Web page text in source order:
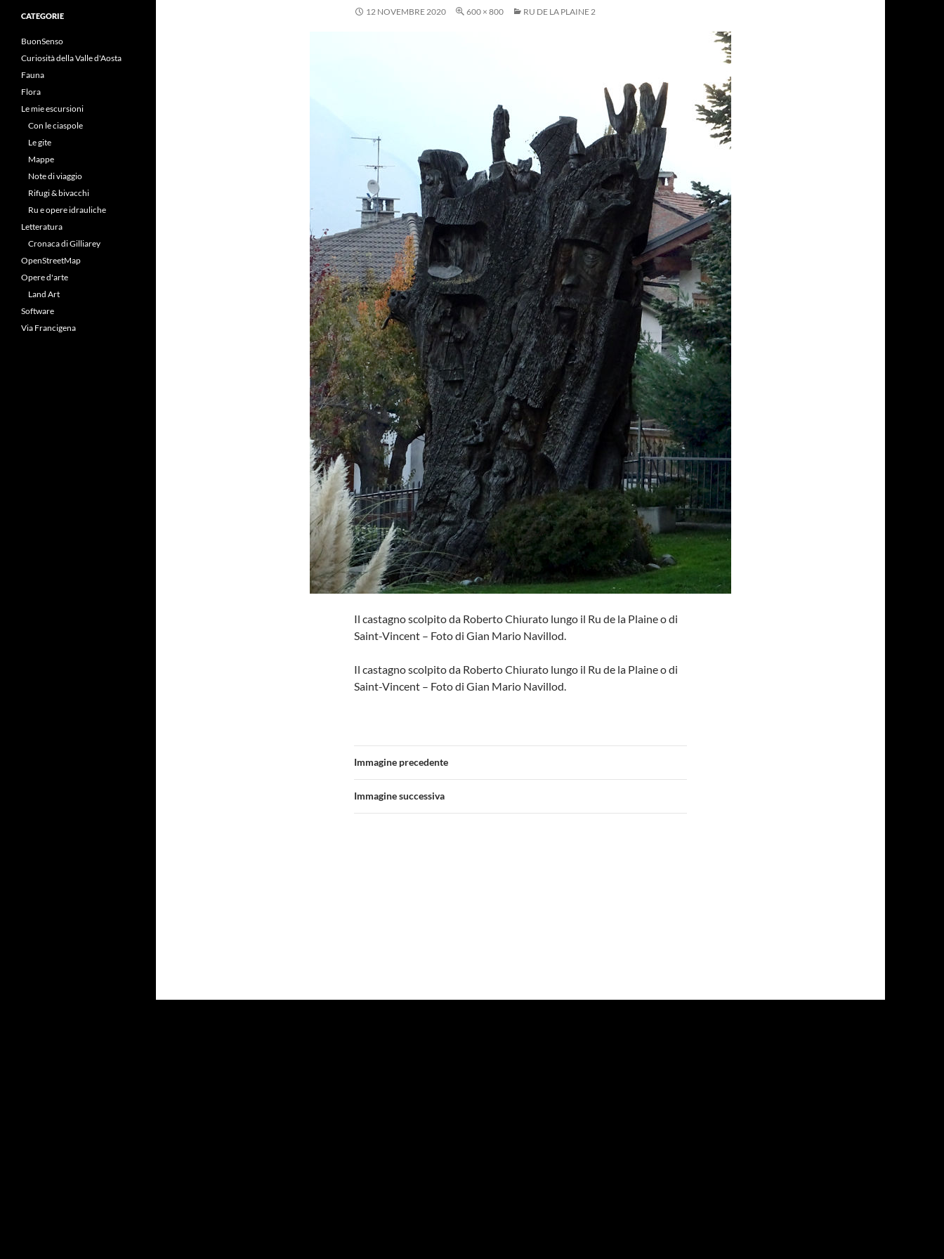
12 NOVEMBRE 2020 600 × 800 RU DE LA PLAINE 2
Il castagno scolpito da Roberto Chiurato lungo il Ru de la Plaine o di
Saint-Vincent – Foto di Gian Mario Navillod.
Il castagno scolpito da Roberto Chiurato lungo il Ru de la Plaine o di
Saint-Vincent – Foto di Gian Mario Navillod.
Immagine precedente
Immagine successiva
CATEGORIE
BuonSenso
Curiosità della Valle d'Aosta
Fauna
Flora
Le mie escursioni
Con le ciaspole
Le gite
Mappe
Note di viaggio
Rifugi & bivacchi
Ru e opere idrauliche
Letteratura
Cronaca di Gilliarey
OpenStreetMap
Opere d'arte
Land Art
Software
Via Francigena